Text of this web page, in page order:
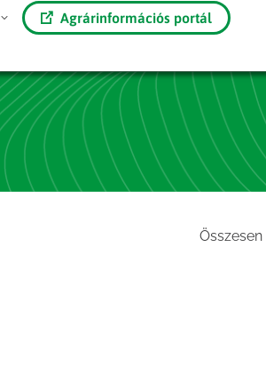
Agrárinformációs portál